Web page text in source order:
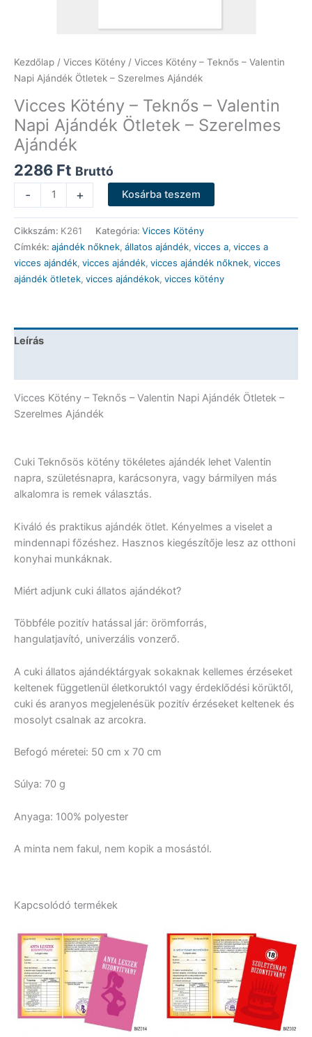
Kezdőlap / Vicces Kötény / Vicces Kötény – Teknős – Valentin
Napi Ajándék Ötletek – Szerelmes Ajándék
Vicces Kötény – Teknős – Valentin
Napi Ajándék Ötletek – Szerelmes
Ajándék
2286 Ft Bruttó
-
Kötény
-
Teknős
-
Valentin
Napi
-
mennyiség
+ Kosárba teszem
Cikkszám: K261 Kategória: Vicces Kötény
Címkék: ajándék nőknek, állatos ajándék, vicces a, vicces a
vicces ajándék, vicces ajándék, vicces ajándék nőknek, vicces
ajándék ötletek, vicces ajándékok, vicces kötény
Leírás
Vicces Kötény – Teknős – Valentin Napi Ajándék Ötletek –
Szerelmes Ajándék
Cuki Teknősös kötény tökéletes ajándék lehet Valentin
napra, születésnapra, karácsonyra, vagy bármilyen más
alkalomra is remek választás.
Kiváló és praktikus ajándék ötlet. Kényelmes a viselet a
mindennapi főzéshez. Hasznos kiegészítője lesz az otthoni
konyhai munkáknak.
Miért adjunk cuki állatos ajándékot?
Többféle pozitív hatással jár: örömforrás,
hangulatjavító, univerzális vonzerő.
A cuki állatos ajándéktárgyak sokaknak kellemes érzéseket
keltenek függetlenül életkoruktól vagy érdeklődési körüktől,
cuki és aranyos megjelenésük pozitív érzéseket keltenek és
mosolyt csalnak az arcokra.
Befogó méretei: 50 cm x 70 cm
Súlya: 70 g
Anyaga: 100% polyester
A minta nem fakul, nem kopik a mosástól.
Kapcsolódó termékek